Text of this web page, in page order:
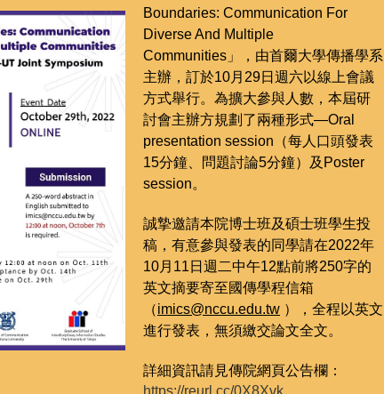
Boundaries: Communication For
Diverse And Multiple
Communities 」，由首爾大學傳播學系
主辦，訂於10月29日週六以線上會議
方式舉行。為擴大參與人數，本屆研
討會主辦方規劃了兩種形式—Oral
presentation session（每人口頭發表
15分鐘、問題討論5分鐘）及Poster
session。
誠摯邀請本院博士班及碩士班學生投
稿，有意參與發表的同學請在2022年
10月11日週二中午12點前將250字的
英文摘要寄至國傳學程信箱
（imics@nccu.edu.tw ），全程以英文
進行發表，無須繳交論文全文。
詳細資訊請見傳院網頁公告欄：
https://reurl.cc/0X8Xvk